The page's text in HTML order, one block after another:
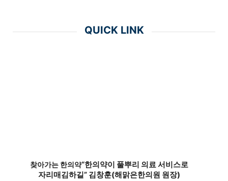
QUICK LINK
찾아가는 한의약“한의약이 풀뿌리 의료 서비스로
자리매김하길” 김창훈(해맑은한의원 원장)